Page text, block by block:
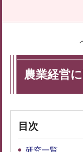
農業経営
目次
研究一覧